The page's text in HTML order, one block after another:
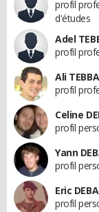
profil
d'études
Adel
profil
Ali
profil
Celine
profil
Yann
profil
Eric
profil